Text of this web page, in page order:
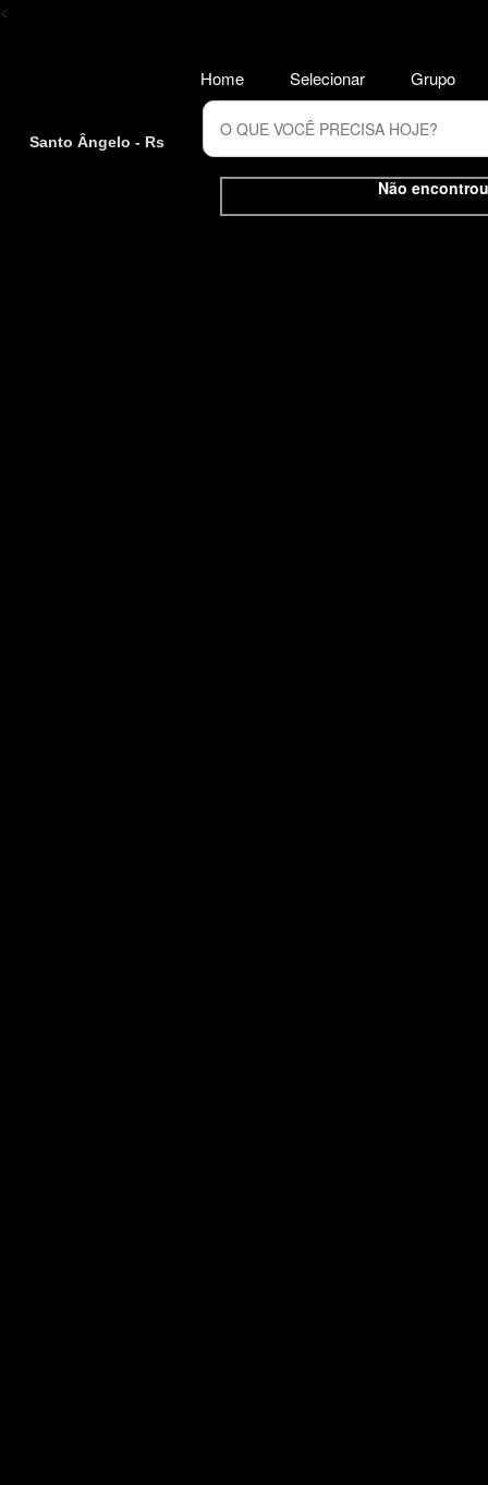
<
Santo Ângelo - Rs
Não
Home Selecionar Grupo